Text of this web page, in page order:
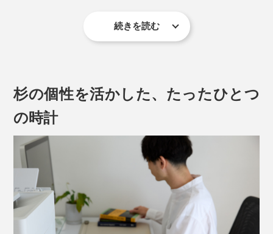
た、私たちの人生のよう。
あなたの大切な人が歩んできた“これまで”を讃えて、“こ
は、きっとふさわしいでしょう。
デスクやベッドサイドに置きやすいサイズの置き時計、
「ko NENRIN」が、新たに登場です。
続きを読む
杉の個性を活かした、たったひとつ
の時計